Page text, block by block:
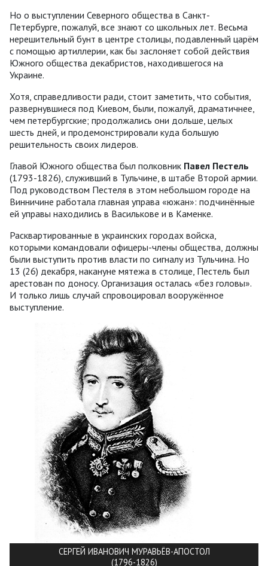
Но о выступлении Северного общества в Санкт-
Петербурге, пожалуй, все знают со школьных лет. Весьма
нерешительный бунт в центре столицы, подавленный царём
с помощью артиллерии, как бы заслоняет собой действия
Южного общества декабристов, находившегося на
Украине.
Хотя, справедливости ради, стоит заметить, что события,
развернувшиеся под Киевом, были, пожалуй, драматичнее,
чем петербургские; продолжались они дольше, целых
шесть дней, и продемонстрировали куда большую
решительность своих лидеров.
Главой Южного общества был полковник Павел Пестель
(1793-1826), служивший в Тульчине, в штабе Второй армии.
Под руководством Пестеля в этом небольшом городе на
Винничине работала главная управа «южан»: подчинённые
ей управы находились в Василькове и в Каменке.
Расквартированные в украинских городах войска,
которыми командовали офицеры-члены общества, должны
были выступить против власти по сигналу из Тульчина. Но
13 (26) декабря, накануне мятежа в столице, Пестель был
арестован по доносу. Организация осталась «без головы».
И только лишь случай спровоцировал вооружённое
выступление.
СЕРГЕЙ ИВАНОВИЧ МУРАВЬЁВ-АПОСТОЛ
(1796-1826)